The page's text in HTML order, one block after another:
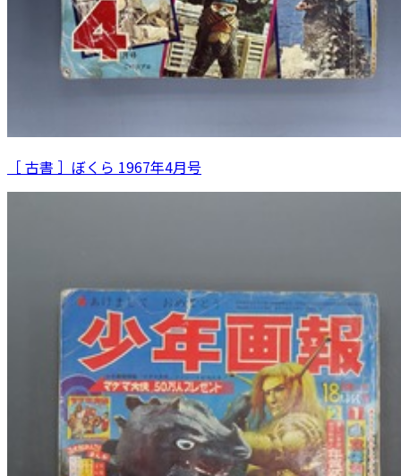
［ 古書 ］ぼくら 1967年4月号